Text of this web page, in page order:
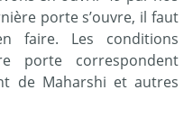
porte s’ouvre, il faut
faire. Les conditions
porte correspondent
de Maharshi et autres